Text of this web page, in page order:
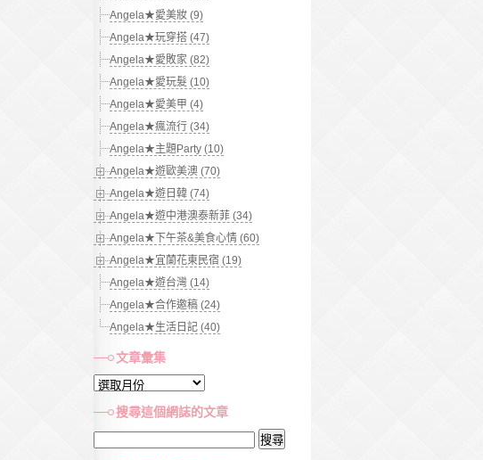
Angela★愛美妝 (9)
Angela★玩穿搭 (47)
Angela★愛敗家 (82)
Angela★愛玩髮 (10)
Angela★愛美甲 (4)
Angela★瘋流行 (34)
Angela★主題Party (10)
Angela★遊歐美澳 (70)
Angela★遊日韓 (74)
Angela★遊中港澳泰新菲 (34)
Angela★下午茶&美食心情 (60)
Angela★宜蘭花東民宿 (19)
Angela★遊台灣 (14)
Angela★合作邀稿 (24)
Angela★生活日記 (40)
文章彙集
文
彙
集
搜尋這個網誌的文章